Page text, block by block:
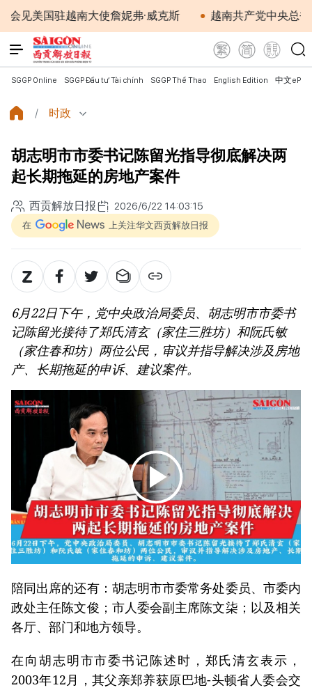
越南大使詹妮弗·威克斯 越南共产党中央总书记、国家
SGGP Online SGGP Đầu tư Tài chính SGGP Thể Thao English Edition 中文
时政
胡志明市市委书记陈留光指导彻底解决两
起长期拖延的房地产案件
西贡解放日报 2026/6/22 14:03:15
在 上关注华文西贡解放日报
6月22日下午，党中央政治局委员、胡志明市市委书
记陈留光接待了郑氏清玄（家住三胜坊）和阮氏敏
（家住春和坊）两位公民，审议并指导解决涉及房地
产、长期拖延的申诉、建议案件。
陪同出席的还有：胡志明市市委常务处委员、市委内
政处主任陈文俊；市人委会副主席陈文柒；以及相关
各厅、部门和地方领导。
在向胡志明市市委书记陈述时，郑氏清玄表示，
2003年12月，其父亲郑养获原巴地-头顿省人委会交